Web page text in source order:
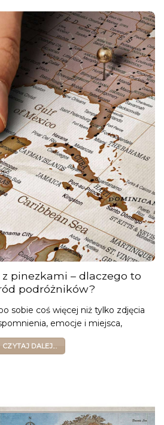
pinezkami – dlaczego to
podróżników?
sobie coś więcej niż tylko zdjęcia
emocje i miejsca,
CZYTAJ DALEJ...